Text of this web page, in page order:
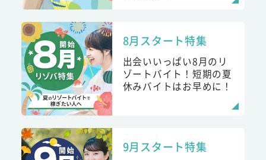
8月スタート特集
出会いいっぱい8月のリ
ゾートバイト！短期の夏
休みバイトはお早めに！
9月スタート特集